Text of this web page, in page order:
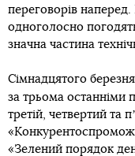
переговорів
одноголосно
значна частина
Сімнадцятого
за трьома останніми
третій, четвертий та
«Зелений порядок